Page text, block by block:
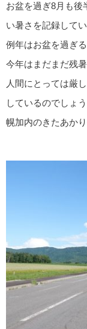
お盆を過ぎ8月も後
い暑さを記録してい
例年はお盆を過ぎ
今年はまだまだ残
人間にとっては厳
しているのでしょ
幌加内のきたあか